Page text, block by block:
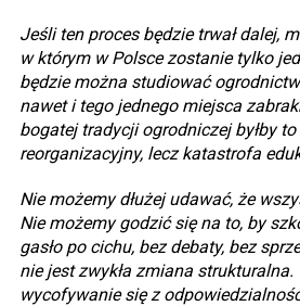
Jeśli ten proces będzie trwał dalej,
w którym w Polsce zostanie tylko
będzie można studiować
nawet i tego jednego miejsca
bogatej tradycji ogrodniczej byłby
reorganizacyjny, lecz katastrofa
Nie możemy dłużej udawać, że
Nie możemy godzić się na to, by
gasło po cichu, bez debaty, bez
nie jest zwykła zmiana
wycofywanie się z